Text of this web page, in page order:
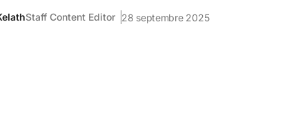
Staff Content Editor 28 septembre 2025